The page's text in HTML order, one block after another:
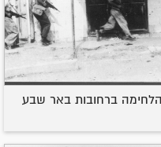
הלחימה ברחובות באר שבע